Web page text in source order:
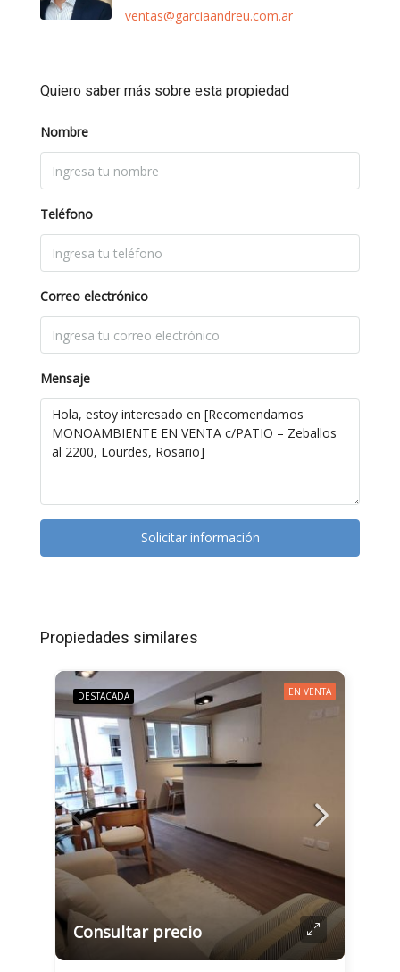
ventas@garciaandreu.com.ar
Quiero saber más sobre esta propiedad
Nombre
Teléfono
Correo electrónico
Mensaje
Solicitar información
Propiedades similares
DESTACADA EN VENTA
Consultar precio